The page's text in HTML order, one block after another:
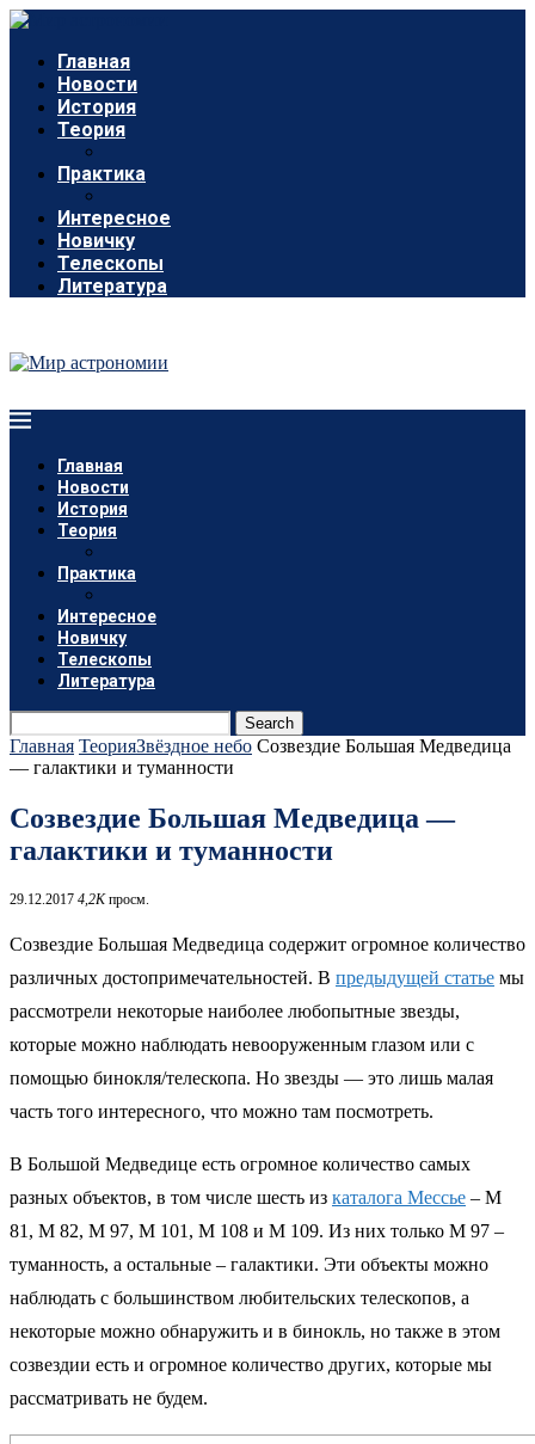
Главная
Новости
История
Теория
Практика
Интересное
Новичку
Телескопы
Литература
Главная
Новости
История
Теория
Практика
Интересное
Новичку
Телескопы
Литература
Search
Главная ТеорияЗвёздное небо Созвездие Большая Медведица
— галактики и туманности
Созвездие Большая Медведица —
галактики и туманности
29.12.2017 4,2Kпросм.
Созвездие Большая Медведица содержит огромное количество
различных достопримечательностей. В предыдущей статье мы
рассмотрели некоторые наиболее любопытные звезды,
которые можно наблюдать невооруженным глазом или с
помощью бинокля/телескопа. Но звезды — это лишь малая
часть того интересного, что можно там посмотреть.
В Большой Медведице есть огромное количество самых
разных объектов, в том числе шесть из каталога Мессье – M
81, M 82, M 97, M 101, M 108 и M 109. Из них только M 97 –
туманность, а остальные – галактики. Эти объекты можно
наблюдать с большинством любительских телескопов, а
некоторые можно обнаружить и в бинокль, но также в этом
созвездии есть и огромное количество других, которые мы
рассматривать не будем.